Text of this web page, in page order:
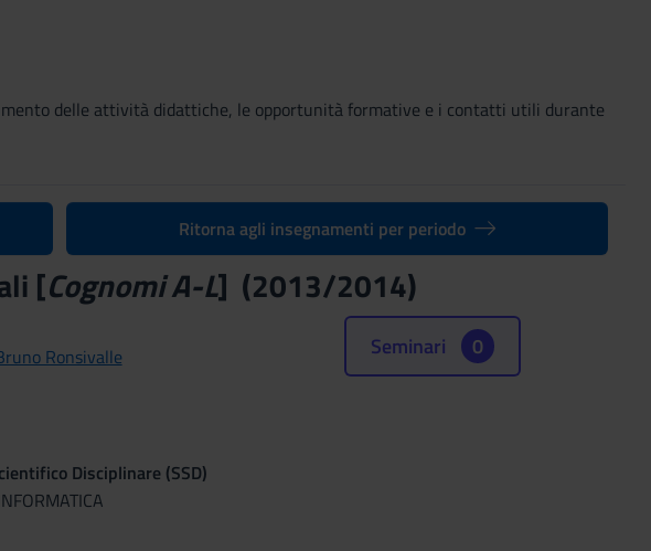
delle attività didattiche, le opportunità formative e i contatti utili durante
Ritorna agli insegnamenti per periodo
[Cognomi A-L] (2013/2014)
Ronsivalle
Disciplinare (SSD)
Seminari 0